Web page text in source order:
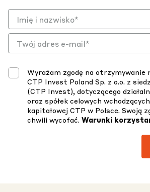
Wyrażam zgodę na otrzymywanie
CTP Invest Poland Sp. z o.o. z
(CTP Invest), dotyczącego
oraz spółek celowych
kapitałowej CTP w Polsce. Swoją
chwili wycofać. Warunki